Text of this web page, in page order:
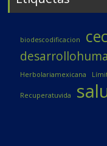
biodescodificacion
Herbolariamexicana
Recuperatuvida